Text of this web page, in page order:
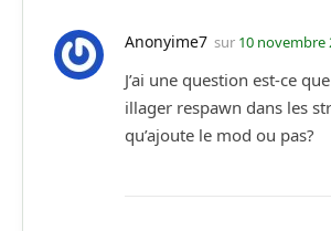
Anonyime7 sur 10 novembre
J’ai une question est-ce
illager respawn dans les
qu’ajoute le mod ou pas?